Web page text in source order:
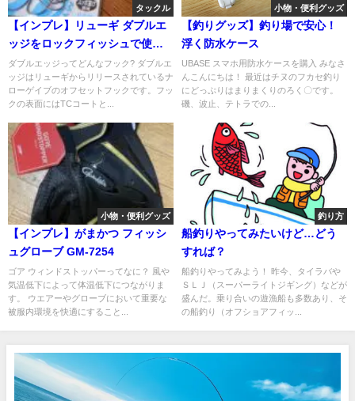
タックル
【インプレ】リューギ ダブルエ
ッジをロックフィッシュで使っ
てみた!
ダブルエッジってどんなフック? ダブルエ
ッジはリューギからリリースされているナ
ローゲイブのオフセットフックです。フッ
クの表面にはTCコートと...
小物・便利グッズ
【釣りグッズ】釣り場で安心！
浮く防水ケース
UBASE スマホ用防水ケースを購入 みなさ
んこんにちは！ 最近はチヌのフカセ釣り
にどっぷりはまりまくりのろく〇です。
磯、波止、テトラでの...
小物・便利グッズ
【インプレ】がまかつ フィッシ
ュグローブ GM-7254
ゴア ウィンドストッパーってなに？ 風や
気温低下によって体温低下につながりま
す。 ウエアーやグローブにおいて重要な
被服内環境を快適にすること...
釣り方
船釣りやってみたいけど…どう
すれば？
船釣りやってみよう！ 昨今、タイラバや
ＳＬＪ（スーパーライトジギング）などが
盛んだ。乗り合いの遊漁船も多数あり、そ
の船釣り（オフショアフィッ...